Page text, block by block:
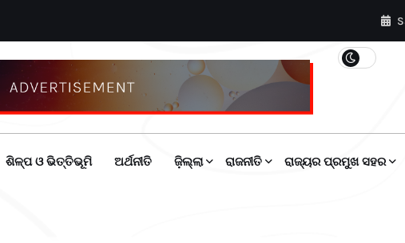
ଶିଳ୍ପ ଓ ଭିତ୍ତିଭୂମି ଅର୍ଥନୀତି ଜ଼ିଲ୍ଲା ରାଜନୀତି ରାଜ୍ୟର ପ୍ରମୁଖ ସହର